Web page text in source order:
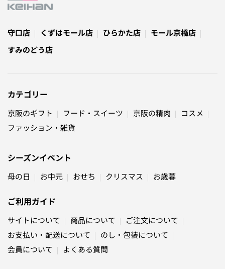
守口店 くずはモール店 ひらかた店
モール京橋店
すみのどう店
カテゴリー
京阪のギフト フード・スイーツ 京阪の精肉
コスメ
ファッション・雑貨
シーズンイベント
母の日 お中元 おせち クリスマス お歳暮
ご利用ガイド
サイトについて 商品について
ご注文について
お支払い・配送について
のし・包装について
会員について
よくある質問